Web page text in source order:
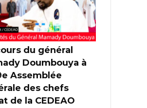
du général
Doumbouya à
Assemblée
des chefs
de la CEDEAO